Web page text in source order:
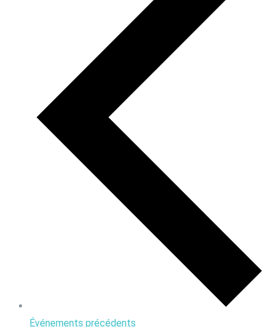
Événements précédents